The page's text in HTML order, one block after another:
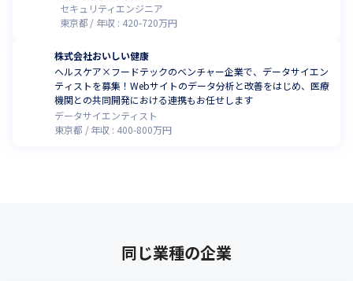
セキュリティエンジニア
東京都
年収 : 420-720万円
株式会社おいしい健康
ヘルスケア×フードテックのベンチャー企業で、データサイエン
ティストを募集！Webサイトのデータ分析と改善をはじめ、医療
機関との共同開発における連携もお任せします
データサイエンティスト
東京都
年収 : 400-800万円
同じ業種の企業